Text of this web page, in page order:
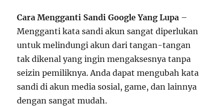
Cara Mengganti Sandi Google Yang Lupa –
Mengganti kata sandi akun sangat diperlukan
untuk melindungi akun dari tangan-tangan
tak dikenal yang ingin mengaksesnya tanpa
seizin pemiliknya. Anda dapat mengubah kata
sandi di akun media sosial, game, dan lainnya
dengan sangat mudah.